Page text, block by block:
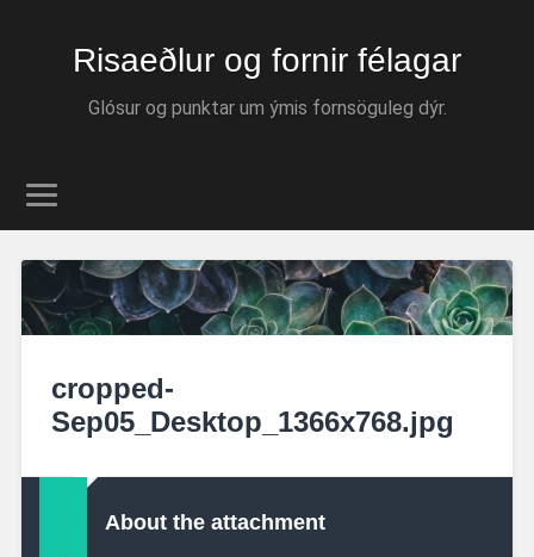
Risaeðlur og fornir félagar
Glósur og punktar um ýmis fornsöguleg dýr.
cropped-
Sep05_Desktop_1366x768.jpg
About the attachment